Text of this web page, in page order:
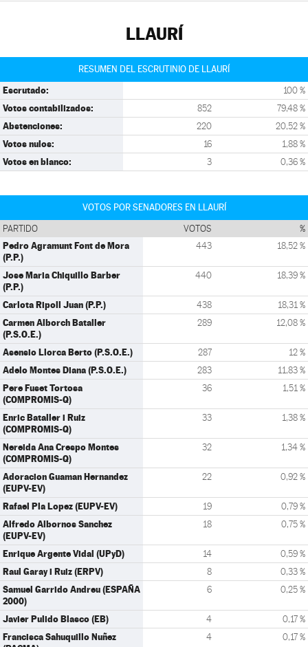
LLAURÍ
RESUMEN DEL ESCRUTINIO DE LLAURÍ
Escrutado: 100 %
Votos contabilizados: 852 79,48 %
Abstenciones: 220 20,52 %
Votos nulos: 16 1,88 %
Votos en blanco: 3 0,36 %
VOTOS POR SENADORES EN LLAURÍ
PARTIDO VOTOS %
Pedro Agramunt Font de Mora
(P.P.)
443 18,52 %
Jose Maria Chiquillo Barber
(P.P.)
440 18,39 %
Carlota Ripoll Juan (P.P.) 438 18,31 %
Carmen Alborch Bataller
(P.S.O.E.)
289 12,08 %
Asensio Llorca Berto (P.S.O.E.) 287 12 %
Adelo Montes Diana (P.S.O.E.) 283 11,83 %
Pere Fuset Tortosa
(COMPROMIS-Q)
36 1,51 %
Enric Bataller i Ruiz
(COMPROMIS-Q)
33 1,38 %
Nereida Ana Crespo Montes
(COMPROMIS-Q)
32 1,34 %
Adoracion Guaman Hernandez
(EUPV-EV)
22 0,92 %
Rafael Pla Lopez (EUPV-EV) 19 0,79 %
Alfredo Albornos Sanchez
(EUPV-EV)
18 0,75 %
Enrique Argente Vidal (UPyD) 14 0,59 %
Raul Garay i Ruiz (ERPV) 8 0,33 %
Samuel Garrido Andreu (ESPAÑA
2000)
6 0,25 %
Javier Pulido Blasco (EB) 4 0,17 %
Francisca Sahuquillo Nuñez
4 0,17 %